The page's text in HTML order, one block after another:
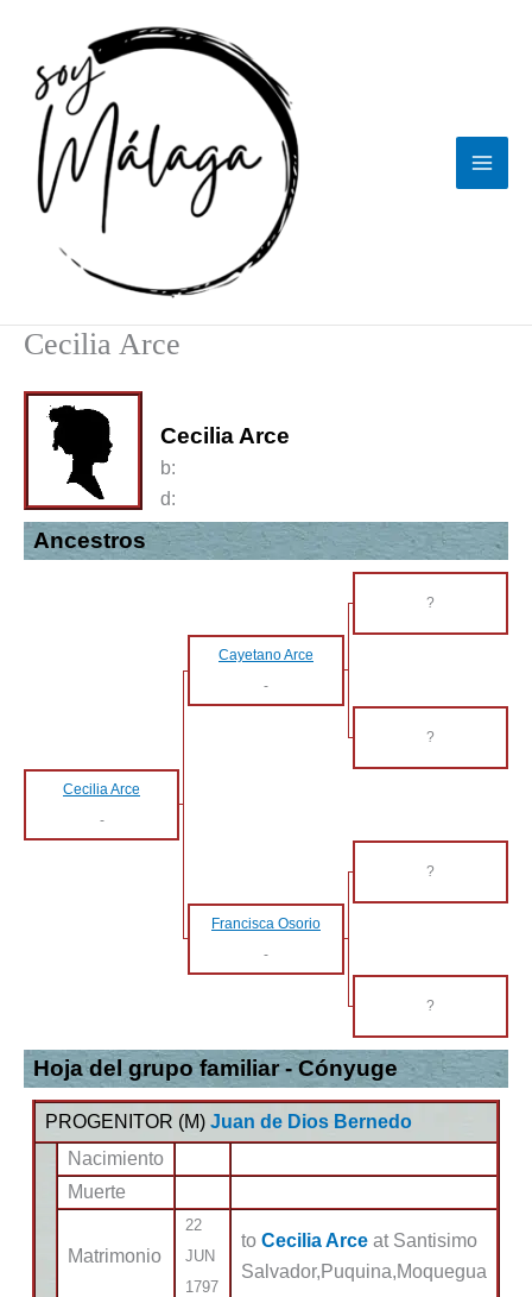
contenido
Cecilia Arce
Cecilia Arce
b:
d:
Ancestros
?
Cayetano Arce
-
?
Cecilia Arce
-
?
Francisca Osorio
-
?
Hoja del grupo familiar - Cónyuge
PROGENITOR (M) Juan de Dios Bernedo
Nacimiento
Muerte
Matrimonio
22
JUN
1797
to Cecilia Arce at Santisimo
Salvador,Puquina,Moquegua